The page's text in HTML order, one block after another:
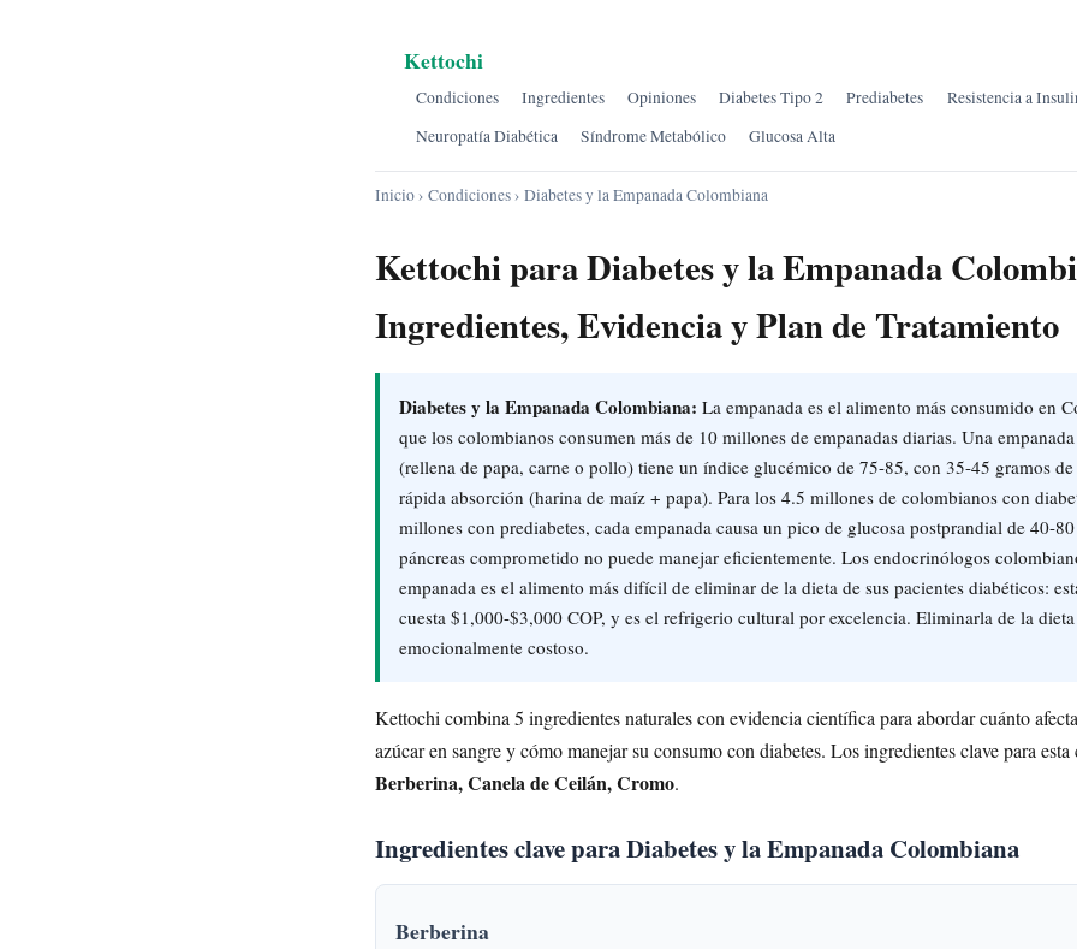
Kettochi
Condiciones Ingredientes Opiniones Diabetes Tipo 2 Prediabetes
Resistencia a
Neuropatía Diabética
Síndrome Metabólico Glucosa Alta
Inicio› Condiciones› Diabetes y la Empanada Colombiana
Kettochi para Diabetes y la Empanada
Ingredientes, Evidencia y Plan de Tratamiento
Diabetes y la Empanada Colombiana: La empanada es el alimento más consumido en
que los colombianos consumen más de 10 millones de empanadas diarias. Una
(rellena de papa, carne o pollo) tiene un índice glucémico de 75-85, con 35-45 gramos
rápida absorción (harina de maíz + papa). Para los 4.5 millones de colombianos con
millones con prediabetes, cada empanada causa un pico de glucosa postprandial de 40-
páncreas comprometido no puede manejar eficientemente. Los endocrinólogos
empanada es el alimento más difícil de eliminar de la dieta de sus pacientes diabéticos:
cuesta $1,000-$3,000 COP, y es el refrigerio cultural por excelencia. Eliminarla de la
emocionalmente costoso.
Kettochi combina 5 ingredientes naturales con evidencia científica para abordar cuánto
azúcar en sangre y cómo manejar su consumo con diabetes. Los ingredientes clave para
Berberina, Canela de Ceilán, Cromo.
Ingredientes clave para Diabetes y la Empanada Colombiana
Berberina